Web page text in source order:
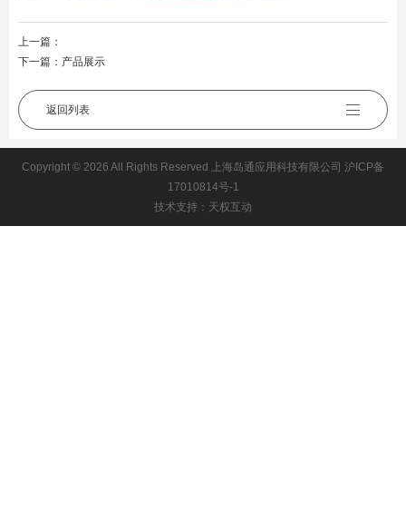
上一篇：
下一篇： 产品展示
返回列表
Copyright © 2026 All Rights Reserved 上海岛通应用科技有限公司 沪ICP备
17010814号-1
技术支持：天权互动